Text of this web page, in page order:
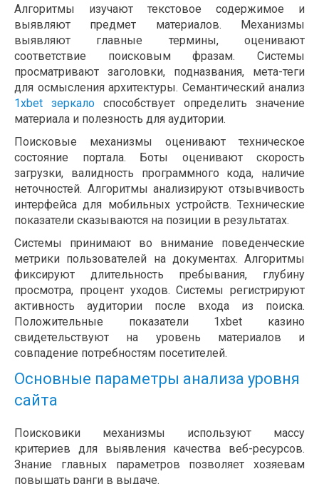
Алгоритмы изучают текстовое содержимое и
выявляют предмет материалов. Механизмы
выявляют главные термины, оценивают
соответствие поисковым фразам. Системы
просматривают заголовки, подназвания, мета-теги
для осмысления архитектуры. Семантический анализ
1xbet зеркало способствует определить значение
материала и полезность для аудитории.
Поисковые механизмы оценивают техническое
состояние портала. Боты оценивают скорость
загрузки, валидность программного кода, наличие
неточностей. Алгоритмы анализируют отзывчивость
интерфейса для мобильных устройств. Технические
показатели сказываются на позиции в результатах.
Системы принимают во внимание поведенческие
метрики пользователей на документах. Алгоритмы
фиксируют длительность пребывания, глубину
просмотра, процент уходов. Системы регистрируют
активность аудитории после входа из поиска.
Положительные показатели 1xbet казино
свидетельствуют на уровень материалов и
совпадение потребностям посетителей.
Основные параметры анализа уровня
сайта
Поисковики механизмы используют массу
критериев для выявления качества веб-ресурсов.
Знание главных параметров позволяет хозяевам
повышать ранги в выдаче.